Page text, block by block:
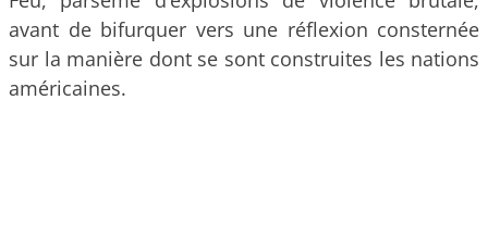
avant de bifurquer vers une réflexion consternée
sur la manière dont se sont construites les nations
américaines.